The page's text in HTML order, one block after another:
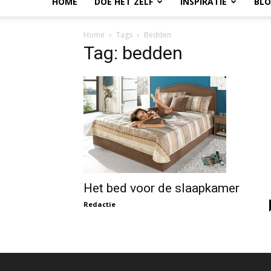
Home Tags Bedden
Tag: bedden
Het bed voor de slaapkamer
Redactie